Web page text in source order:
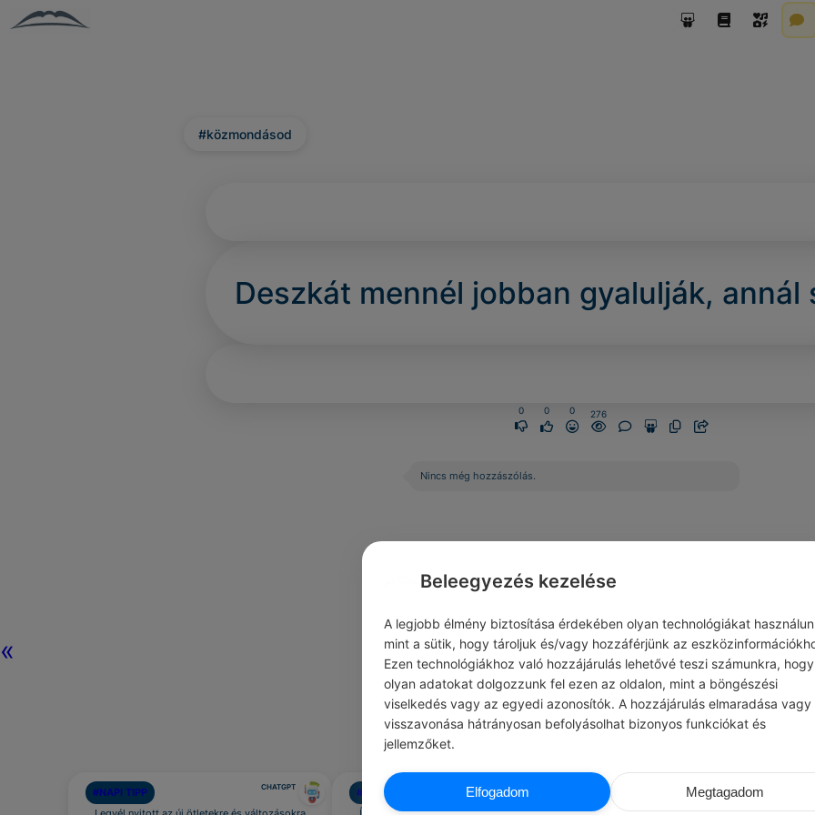
«
#közmondásod
Deszkát mennél jobban gyalulják, annál
0 0 0 276
Nincs még hozzászólás.
#NAPI TIPP CHATGPT #AJÁNLOTT NAPI JÓCSELEKEDET
Beleegyezés kezelése
A legjobb élmény biztosítása érdekében olyan technológiákat
mint a sütik, hogy tároljuk és/vagy hozzáférjünk az
Ezen technológiákhoz való hozzájárulás lehetővé teszi számunkra, hogy
olyan adatokat dolgozzunk fel ezen az oldalon, mint a böngészési
viselkedés vagy az egyedi azonosítók. A hozzájárulás elmaradása vagy
visszavonása hátrányosan befolyásolhat bizonyos funkciókat és
jellemzőket.
Elfogadom Megtagadom